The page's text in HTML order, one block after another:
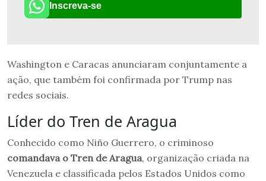
Inscreva-se
Washington e Caracas anunciaram conjuntamente a
ação, que também foi confirmada por Trump nas
redes sociais.
Líder do Tren de Aragua
Conhecido como Niño Guerrero, o criminoso
comandava o Tren de Aragua, organização criada na
Venezuela e classificada pelos Estados Unidos como